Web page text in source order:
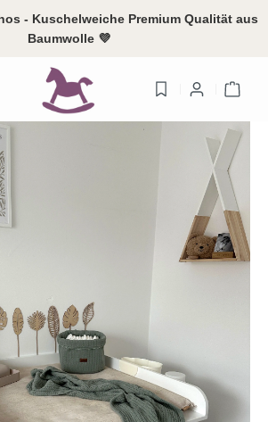
- Kuschelweiche Premium Qualität aus
Baumwolle 💜
Ihr Konto
Adressen